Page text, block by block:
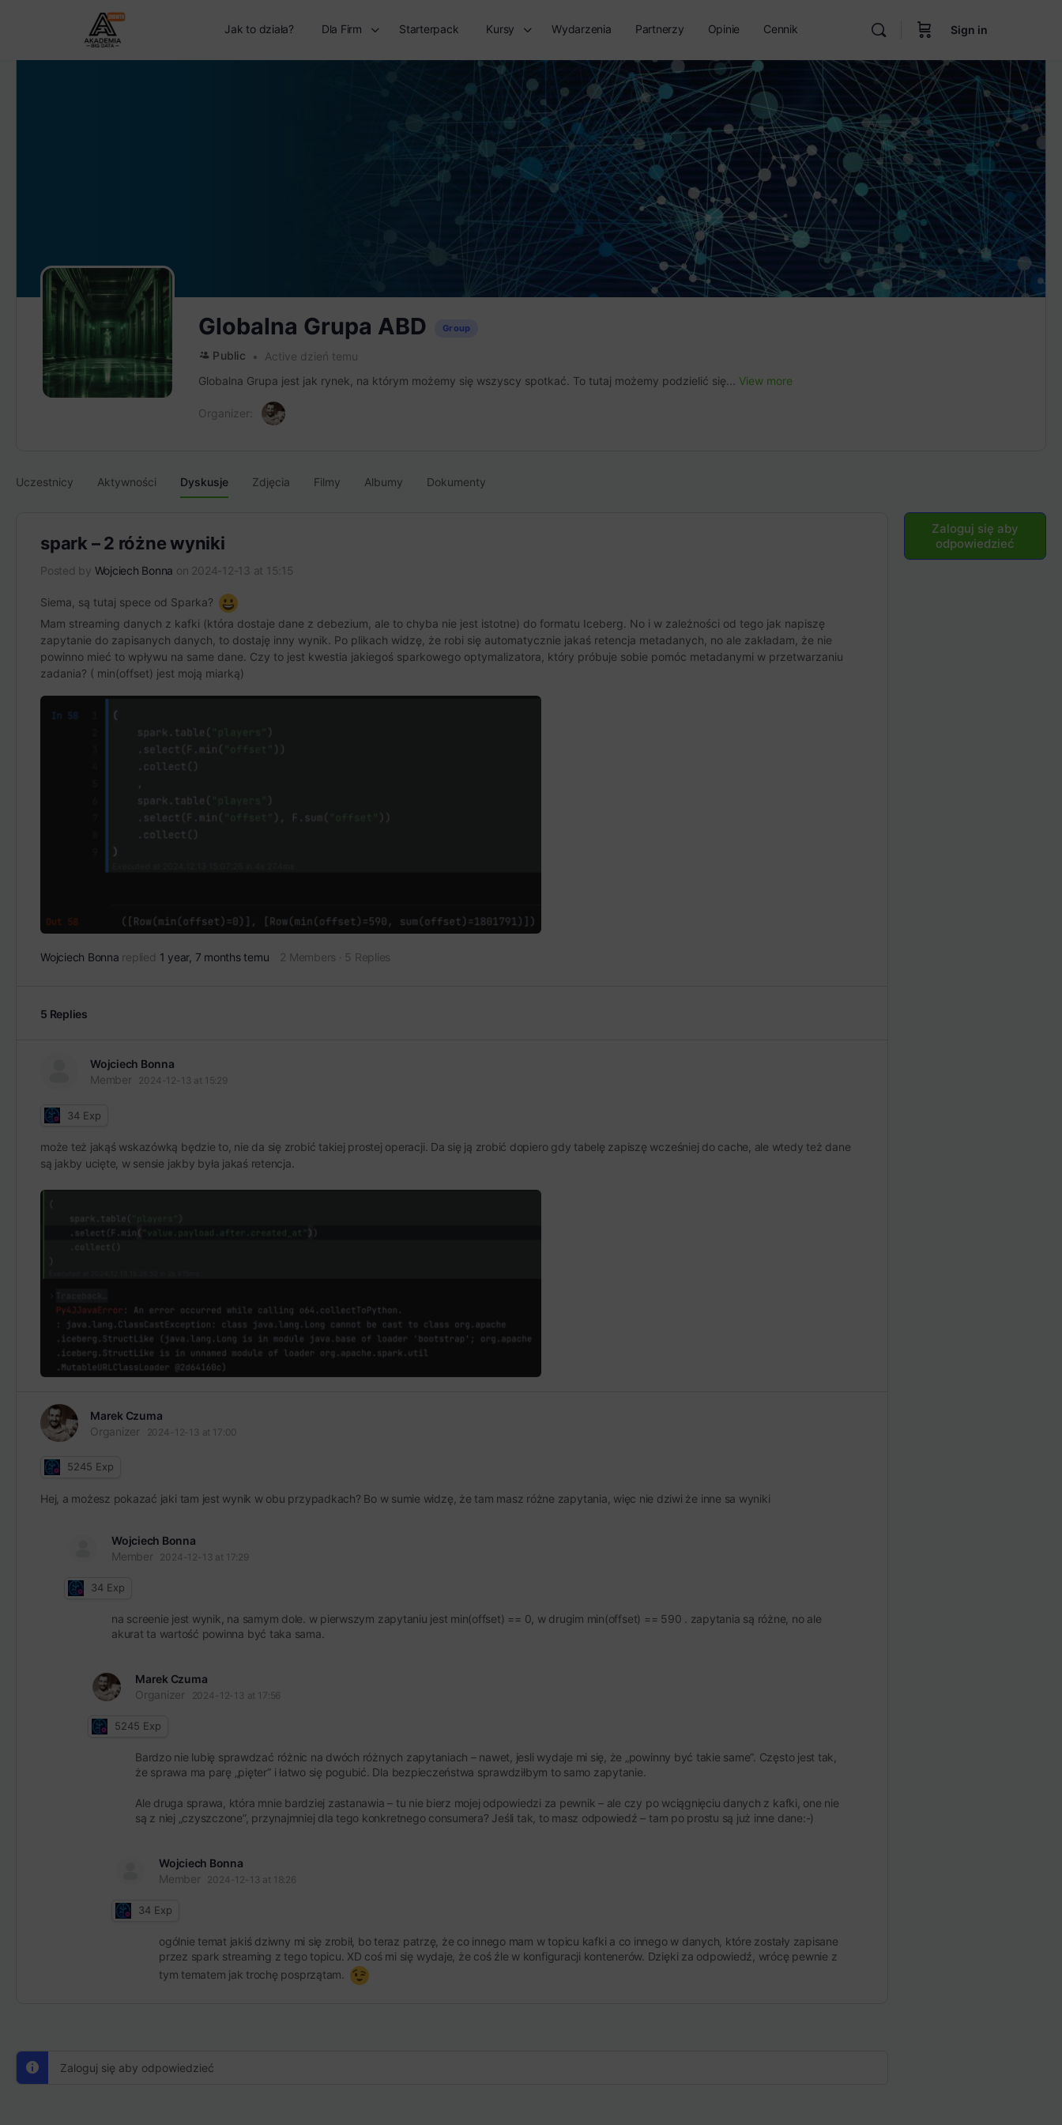
Jak to działa? Dla Firm Starterpack Kursy Wydarzenia Partnerzy Opinie Cennik Sign in
Globalna Grupa ABD Group
Public
Active dzień temu
Globalna Grupa jest jak rynek, na którym możemy się wszyscy spotkać. To tutaj możemy podzielić się... View more
Organizer:
Uczestnicy Aktywności Dyskusje Zdjęcia Filmy Albumy Dokumenty
spark – 2 różne wyniki
Posted by Wojciech Bonna on 2024-12-13 at 15:15
Siema, są tutaj spece od Sparka?
Mam streaming danych z kafki (która dostaje dane z debezium, ale to chyba nie jest istotne) do formatu Iceberg. No i w zależności od tego jak napiszę
zapytanie do zapisanych danych, to dostaję inny wynik. Po plikach widzę, że robi się automatycznie jakaś retencja metadanych, no ale zakładam, że nie
powinno mieć to wpływu na same dane. Czy to jest kwestia jakiegoś sparkowego optymalizatora, który próbuje sobie pomóc metadanymi w przetwarzaniu
zadania? ( min(offset) jest moją miarką)
Wojciech Bonna replied 1 year, 7 months temu 2 Members · 5 Replies
5 Replies
Wojciech Bonna
Member
2024-12-13 at 15:29
34 Exp
może też jakąś wskazówką będzie to, nie da się zrobić takiej prostej operacji. Da się ją zrobić dopiero gdy tabelę zapiszę wcześniej do cache, ale wtedy też dane
są jakby ucięte, w sensie jakby była jakaś retencja.
Marek Czuma
Organizer
2024-12-13 at 17:00
5245 Exp
Hej, a możesz pokazać jaki tam jest wynik w obu przypadkach? Bo w sumie widzę, że tam masz różne zapytania, więc nie dziwi że inne sa wyniki
Wojciech Bonna
Member
2024-12-13 at 17:29
34 Exp
na screenie jest wynik, na samym dole. w pierwszym zapytaniu jest min(offset) == 0, w drugim min(offset) == 590 . zapytania są różne, no ale
akurat ta wartość powinna być taka sama.
Marek Czuma
Organizer
2024-12-13 at 17:56
5245 Exp
Bardzo nie lubię sprawdzać różnic na dwóch różnych zapytaniach – nawet, jesli wydaje mi się, że „powinny być takie same”. Często jest tak,
że sprawa ma parę „pięter” i łatwo się pogubić. Dla bezpieczeństwa sprawdziłbym to samo zapytanie.
Ale druga sprawa, która mnie bardziej zastanawia – tu nie bierz mojej odpowiedzi za pewnik – ale czy po wciągnięciu danych z kafki, one nie
są z niej „czyszczone”, przynajmniej dla tego konkretnego consumera? Jeśli tak, to masz odpowiedź – tam po prostu są już inne dane:-)
Wojciech Bonna
Member
2024-12-13 at 18:26
34 Exp
ogólnie temat jakiś dziwny mi się zrobił, bo teraz patrzę, że co innego mam w topicu kafki a co innego w danych, które zostały zapisane
przez spark streaming z tego topicu. XD coś mi się wydaje, że coś źle w konfiguracji kontenerów. Dzięki za odpowiedź, wrócę pewnie z
tym tematem jak trochę posprzątam.
Zaloguj się aby odpowiedzieć
Zaloguj się aby
odpowiedzieć